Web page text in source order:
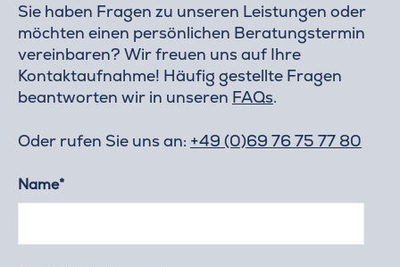
Sie haben Fragen zu unseren Leistungen oder
möchten einen persönlichen Beratungstermin
vereinbaren? Wir freuen uns auf Ihre
Kontaktaufnahme! Häufig gestellte Fragen
beantworten wir in unseren FAQs.
Oder rufen Sie uns an: +49 (0)69 76 75 77 80
Name*